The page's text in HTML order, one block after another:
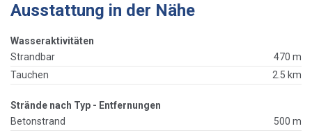
Ausstattung in der Nähe
Wasseraktivitäten
Strandbar
470 m
Tauchen
2.5 km
Strände nach Typ - Entfernungen
Betonstrand
500 m